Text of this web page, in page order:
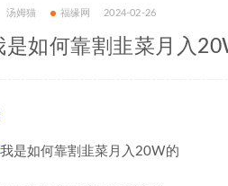
汤姆猫 福缘网 2024-02-26
是如何靠割韭菜月入